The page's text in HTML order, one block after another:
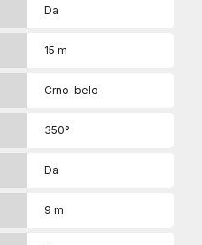
Da
15 m
Crno-belo
350°
Da
9 m